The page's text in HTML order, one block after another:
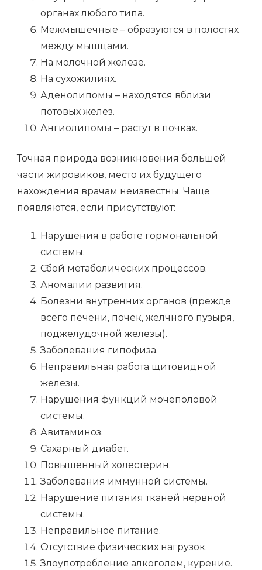
органах любого типа.
Межмышечные – образуются в полостях
между мышцами.
На молочной железе.
На сухожилиях.
Аденолипомы – находятся вблизи
потовых желез.
Ангиолипомы – растут в почках.
Точная природа возникновения большей
части жировиков, место их будущего
нахождения врачам неизвестны. Чаще
появляются, если присутствуют:
Нарушения в работе гормональной
системы.
Сбой метаболических процессов.
Аномалии развития.
Болезни внутренних органов (прежде
всего печени, почек, желчного пузыря,
поджелудочной железы).
Заболевания гипофиза.
Неправильная работа щитовидной
железы.
Нарушения функций мочеполовой
системы.
Авитаминоз.
Сахарный диабет.
Повышенный холестерин.
Заболевания иммунной системы.
Нарушение питания тканей нервной
системы.
Неправильное питание.
Отсутствие физических нагрузок.
Злоупотребление алкоголем, курение.